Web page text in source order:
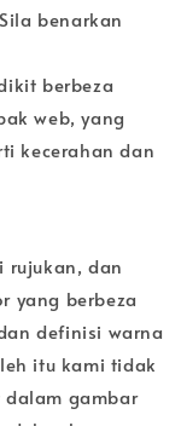
benarkan
berbeza
web, yang
kecerahan dan
rujukan, dan
yang berbeza
definisi warna
itu kami tidak
gambar